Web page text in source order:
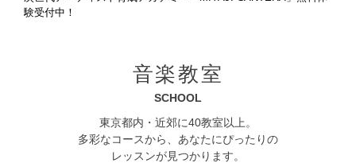
験受付中！
【ららぽーと立川立飛店】夏休みスペシャルフェア 7月18日
（土）～8月16日（日）開催
【MUSIC ONE 宮地楽器本店】真夏のイタリアンフェア 8月8日
（土）～8月16日（日）開催
音楽教室
SCHOOL
東京都内・近郊に40教室以上。
多彩なコースから、あなたにぴったりの
レッスンが見つかります。